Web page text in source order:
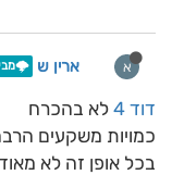
א ארין ש
דוד 4
לא בהכרח
כמויות משקעים
בכל אופן זה לא